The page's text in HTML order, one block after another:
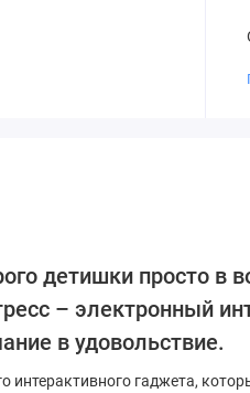
детишки просто в
– электронный
в удовольствие.
гаджета,